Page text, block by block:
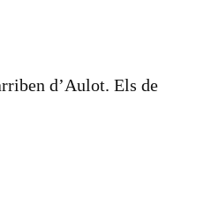
d’Aulot. Els de